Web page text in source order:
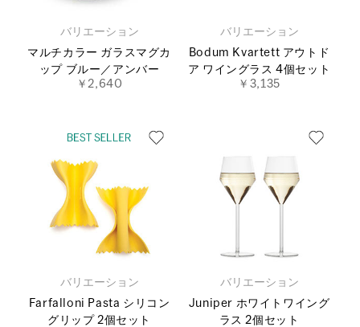
バリエーション
マルチカラー ガラスマグカ
ップ ブルー／アンバー
￥2,640
バリエーション
Bodum Kvartett アウトド
ア ワイングラス 4個セット
￥3,135
バリエーション
Farfalloni Pasta シリコン
グリップ 2個セット
バリエーション
Juniper ホワイトワイング
ラス 2個セット